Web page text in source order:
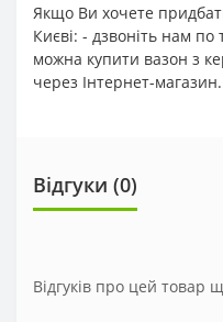
Якщо Ви хочете
Києві: - дзвоніть нам
можна купити вазон з
через Інтернет-
Відгуки (0)
Відгуків про цей товар